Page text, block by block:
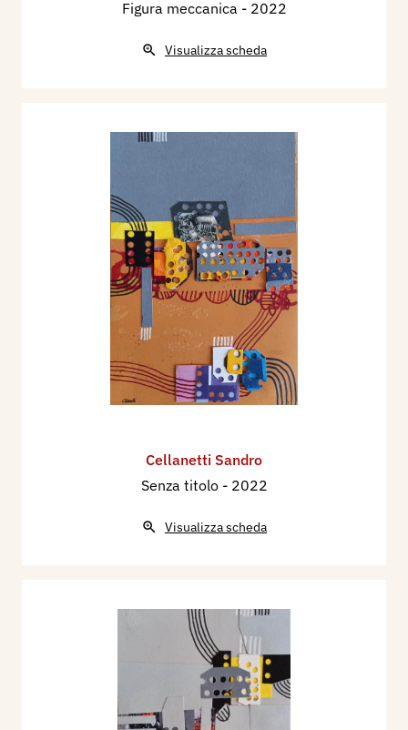
Figura meccanica - 2022
Visualizza scheda
Cellanetti Sandro
Senza titolo - 2022
Visualizza scheda